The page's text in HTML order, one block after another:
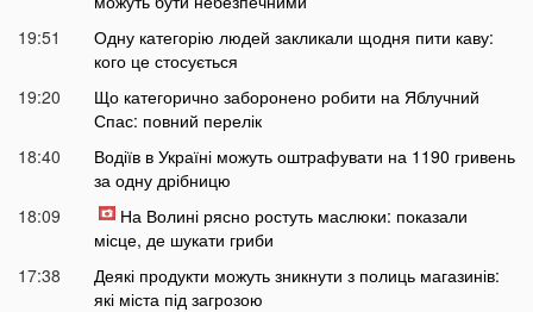
19:51
Одну категорію людей закликали щодня пити каву:
кого це стосується
19:20
Що категорично заборонено робити на Яблучний
Спас: повний перелік
18:40
Водіїв в Україні можуть оштрафувати на 1190 гривень
за одну дрібницю
18:09
На Волині рясно ростуть маслюки: показали
місце, де шукати гриби
17:38
Деякі продукти можуть зникнути з полиць магазинів:
які міста під загрозою